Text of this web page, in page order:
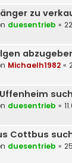
zu
duesentrieb «
Michaelh1982 «
Uffenheim
duesentrieb «
Cottbus
duesentrieb «